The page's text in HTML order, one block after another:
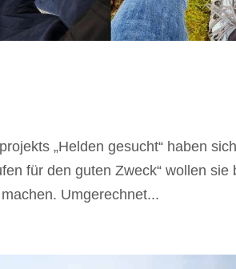
„Helden gesucht“ haben
für den guten Zweck“ wollen sie
Umgerechnet...